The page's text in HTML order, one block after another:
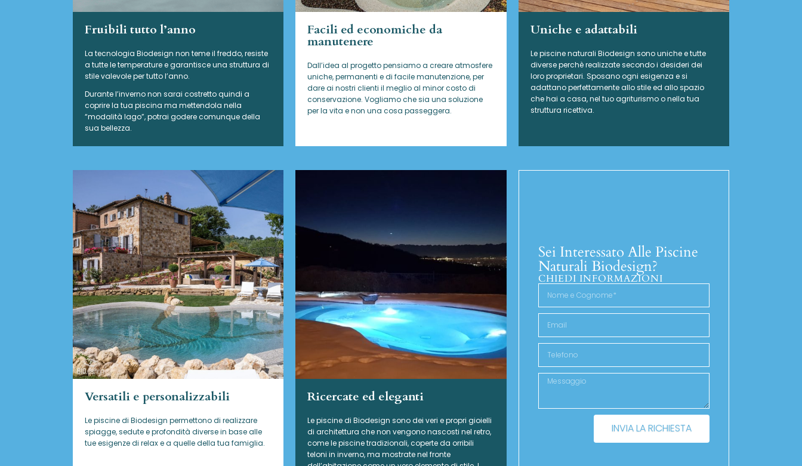
Fruibili tutto l’anno
La tecnologia Biodesign non teme il freddo, resiste
a tutte le temperature e garantisce una struttura di
stile valevole per tutto l’anno.
Durante l’inverno non sarai costretto quindi a
coprire la tua piscina ma mettendola nella
“modalità lago”, potrai godere comunque della
sua bellezza.
Facili ed economiche da
manutenere
Dall’idea al progetto pensiamo a creare atmosfere
uniche, permanenti e di facile manutenzione, per
dare ai nostri clienti il meglio al minor costo di
conservazione. Vogliamo che sia una soluzione
per la vita e non una cosa passeggera.
Uniche e adattabili
Le piscine naturali Biodesign sono uniche e tutte
diverse perchè realizzate secondo i desideri dei
loro proprietari. Sposano ogni esigenza e si
adattano perfettamente allo stile ed allo spazio
che hai a casa, nel tuo agriturismo o nella tua
struttura ricettiva.
Versatili e personalizzabili
Le piscine di Biodesign permettono di realizzare
spiagge, sedute e profondità diverse in base alle
tue esigenze di relax e a quelle della tua famiglia.
Ricercate ed eleganti
Le piscine di Biodesign sono dei veri e propri gioielli
di architettura che non vengono nascosti nel retro,
come le piscine tradizionali, coperte da orribili
teloni in inverno, ma mostrate nel fronte
Sei Interessato Alle Piscine
Naturali Biodesign?
CHIEDI INFORMAZIONI
INVIA LA RICHIESTA